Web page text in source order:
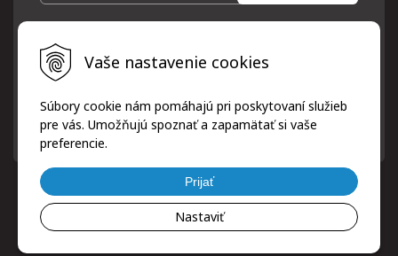
Vaše nastavenie cookies
Súbory cookie nám pomáhajú pri poskytovaní služieb
pre vás. Umožňujú spoznať a zapamätať si vaše
preferencie.
Prijať
Nastaviť
Vaše osobné údaje (email) budeme spracovávať len za týmto
účelom v súlade s platnou legislatívou a zásadami ochrany
osobných údajov. Súhlas potvrdíte kliknutím na odkaz, ktorý
písomne, emailom alebo kliknutím na odkaz z ktoréhokoľvek
informačného emailu.
© 2026 ProfiPneuServis!